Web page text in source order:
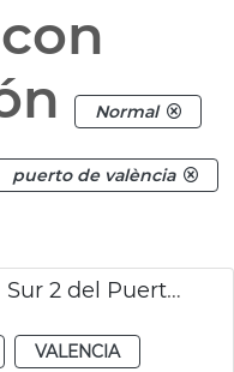
Normal
puerto de valència
Pla Especial de la Zona Sur 2 del Puerto de València
VALENCIA